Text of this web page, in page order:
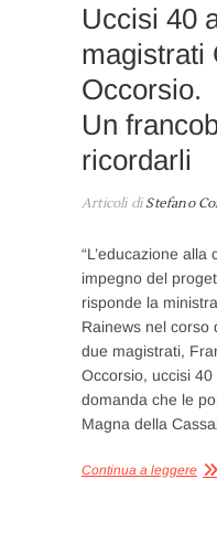
Uccisi 40
magistrati
Occorsio.
Un
ricordarli
Articoli diStefano
“L’educazione
impegno del
risponde la
Rainews nel corso
due magistrati,
Occorsio, uccisi
domanda che le
Magna della
Continua a leggere